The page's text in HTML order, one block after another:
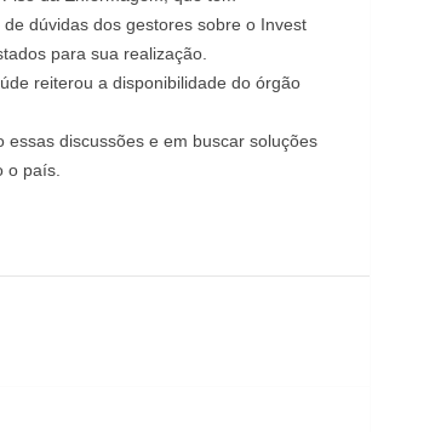
dúvidas dos gestores sobre o Invest
para sua realização.
reiterou a disponibilidade do órgão
discussões e em buscar soluções
o país.